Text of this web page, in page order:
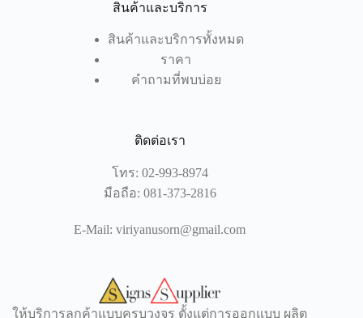
สินค้าและบริการ
สินค้าและบริการทั้งหมด
ราคา
คำถามที่พบบ่อย
ติดต่อเรา
โทร: 02-993-8974
มือถือ: 081-373-2816
E-Mail:viriyanusorn@gmail.com
ให้บริการลูกค้าแบบครบวงจร ตั้งแต่การออกแบบ ผลิต